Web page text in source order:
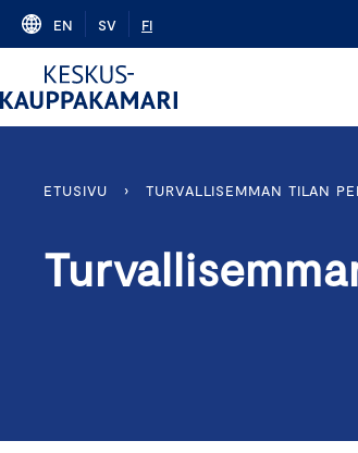
Skip
content
EN SV FI
ETUSIVU › TURVALLISEMMAN TILAN